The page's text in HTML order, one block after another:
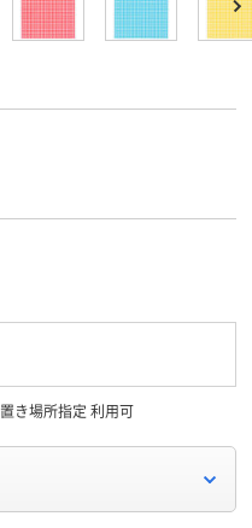
置き場所指定 利用可